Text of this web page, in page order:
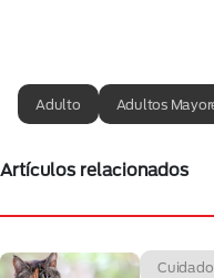
Adulto Adultos
Artículos relacionados